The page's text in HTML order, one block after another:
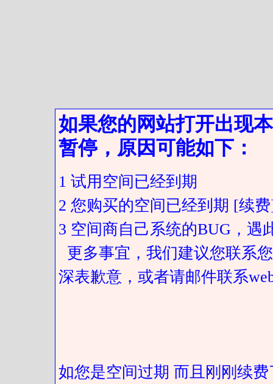
如果您的网站打开出现
暂停，原因可能如下：
1 试用空间已经到期
2 您购买的空间已经到期 [续
3 空间商自己系统的BUG，遇
更多事宜，我们建议您联系
深表歉意，或者请邮件联系
如您是空间过期 而且刚刚续